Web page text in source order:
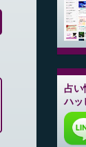
占い
ハッ